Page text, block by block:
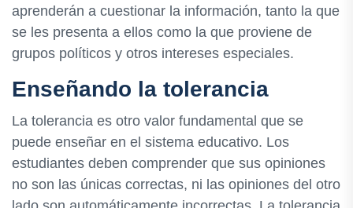
aprenderán a cuestionar la información, tanto la que
se les presenta a ellos como la que proviene de
grupos políticos y otros intereses especiales.
Enseñando la tolerancia
La tolerancia es otro valor fundamental que se
puede enseñar en el sistema educativo. Los
estudiantes deben comprender que sus opiniones
no son las únicas correctas, ni las opiniones del otro